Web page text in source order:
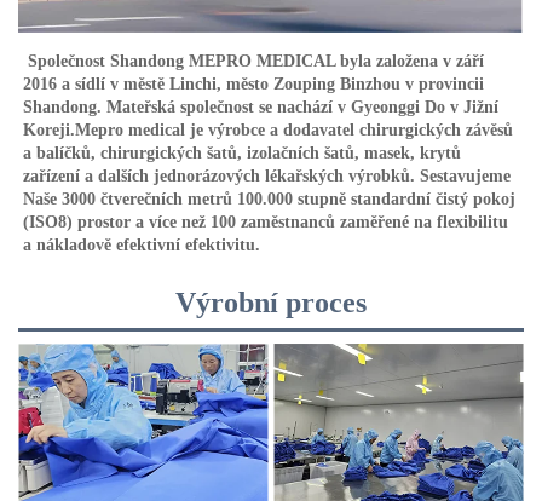
Společnost Shandong MEPRO MEDICAL byla založena v září
2016 a sídlí v městě Linchi, město Zouping Binzhou v provincii
Shandong. Mateřská společnost se nachází v Gyeonggi Do v Jižní
Koreji.Mepro medical je výrobce a dodavatel chirurgických závěsů
a balíčků, chirurgických šatů, izolačních šatů, masek, krytů
zařízení a dalších jednorázových lékařských výrobků. Sestavujeme
Naše 3000 čtverečních metrů 100.000 stupně standardní čistý pokoj
(ISO8) prostor a více než 100 zaměstnanců zaměřené na flexibilitu
a nákladově efektivní efektivitu.
Výrobní proces